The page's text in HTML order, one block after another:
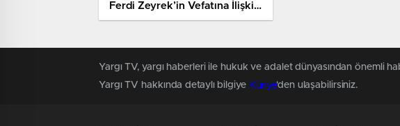
Ferdi Zeyrek’in Vefatına İlişkin
Bilirkişi Raporunu Açıkladı
Yargı TV, yargı haberleri ile hukuk ve adalet dünyasından önemli
Yargı TV hakkında detaylı bilgiye Künye'den ulaşabilirsiniz.